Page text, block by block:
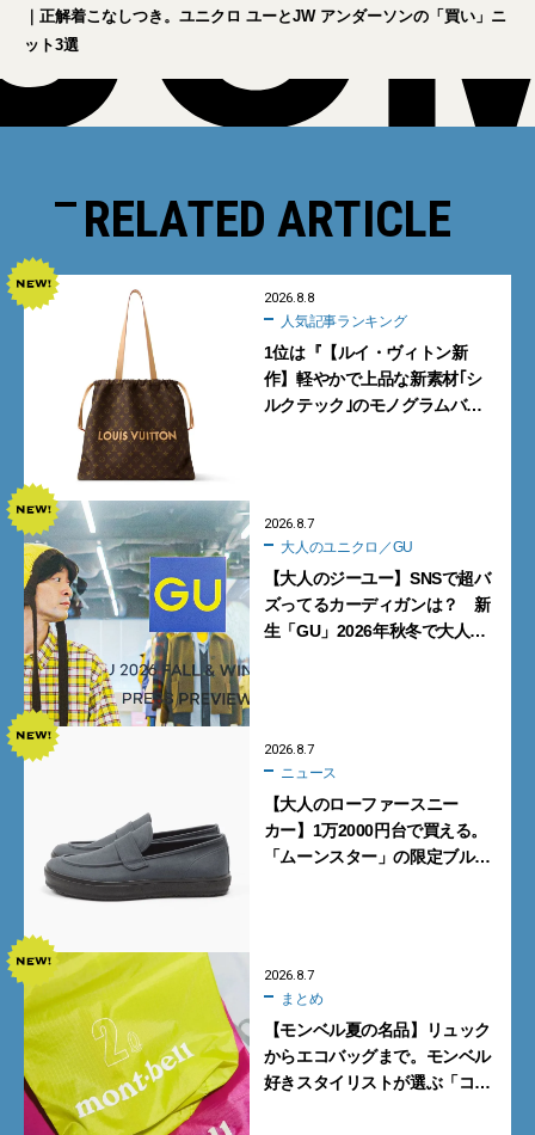
｜正解着こなしつき。ユニクロ ユーとJW アンダーソンの「買い」ニ
ット3選
RELATED ARTICLE
2026.8.8
人気記事ランキング
1位は『【ルイ・ヴィトン新
作】軽やかで上品な新素材｢シ
ルクテック｣のモノグラムバッ
2026.8.7
大人のユニクロ／GU
【大人のジーユー】SNSで超バ
ズってるカーディガンは？ 新
生「GU」2026年秋冬で大人メ
2026.8.7
ニュース
【大人のローファースニー
カー】1万2000円台で買える。
「ムーンスター」の限定ブルー
2026.8.7
まとめ
【モンベル夏の名品】リュック
からエコバッグまで。モンベル
好きスタイリストが選ぶ「コス